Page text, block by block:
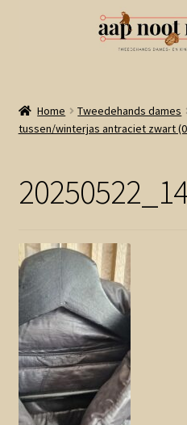
naar
navigatie
de
inhoud
Welkom
Winkel
Winkelmand
Linkjes
Contact en nieuwsbrief
Home Tweedehands dames
tussen/winterjas antraciet zwart